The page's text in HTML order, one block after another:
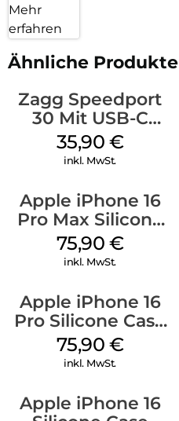
Mehr
erfahren
Ähnliche Produkte
Zagg Speedport
30 Mit USB-C
Kabel Weiß
35,90 €
inkl. MwSt.
Apple iPhone 16
Pro Max Silicone
Case MagSafe
Stone Gray
75,90 €
inkl. MwSt.
Apple iPhone 16
Pro Silicone Case
MagSafe Stone
Gray
75,90 €
inkl. MwSt.
Apple iPhone 16